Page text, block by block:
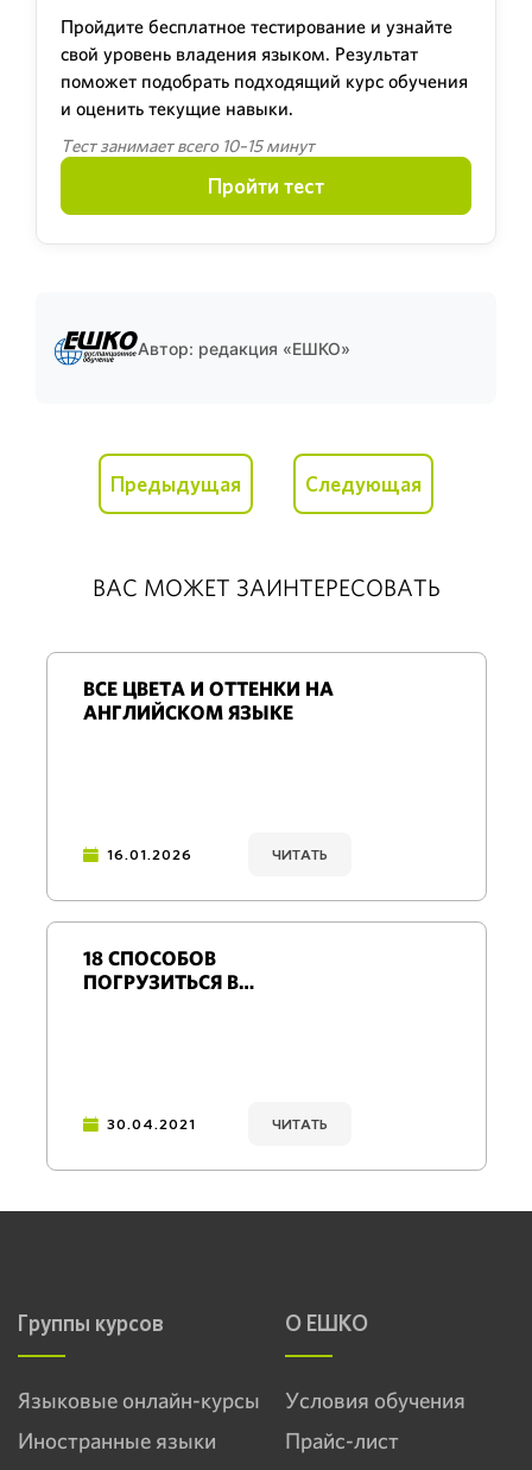
Пройдите бесплатное тестирование и узнайте
свой уровень владения языком. Результат
поможет подобрать подходящий курс обучения
и оценить текущие навыки.
Тест занимает всего 10–15 минут
Пройти тест
Автор: редакция «ЕШКО»
Предыдущая Следующая
ВАС МОЖЕТ ЗАИНТЕРЕСОВАТЬ
ВСЕ ЦВЕТА И ОТТЕНКИ НА
АНГЛИЙСКОМ ЯЗЫКЕ
16.01.2026 ЧИТАТЬ
18 СПОСОБОВ
ПОГРУЗИТЬСЯ В
30.04.2021 ЧИТАТЬ
Группы курсов
Языковые онлайн-курсы
Иностранные языки
О ЕШКО
Условия обучения
Прайс-лист